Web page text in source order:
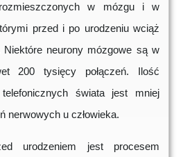
w mózgu i w
przed i po urodzeniu wciąż
Niektóre neurony mózgowe są w
200 tysięcy połączeń. Ilość
świata jest mniej
nerwowych u człowieka.
urodzeniem jest procesem